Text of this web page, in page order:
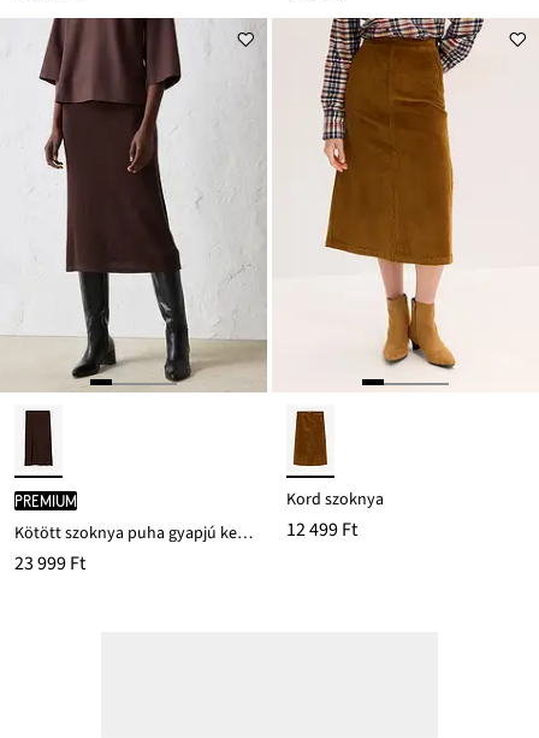
PREMIUM
Kötött szoknya puha gyapjú keverékből
23 999 Ft
Kord szoknya
12 499 Ft